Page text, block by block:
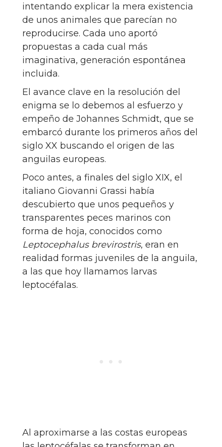
intentando explicar la mera existencia
de unos animales que parecían no
reproducirse. Cada uno aportó
propuestas a cada cual más
imaginativa, generación espontánea
incluida.
El avance clave en la resolución del
enigma se lo debemos al esfuerzo y
empeño de Johannes Schmidt, que se
embarcó durante los primeros años del
siglo XX buscando el origen de las
anguilas europeas.
Poco antes, a finales del siglo XIX, el
italiano Giovanni Grassi había
descubierto que unos pequeños y
transparentes peces marinos con
forma de hoja, conocidos como
Leptocephalus brevirostris, eran en
realidad formas juveniles de la anguila,
a las que hoy llamamos larvas
leptocéfalas.
Al aproximarse a las costas europeas